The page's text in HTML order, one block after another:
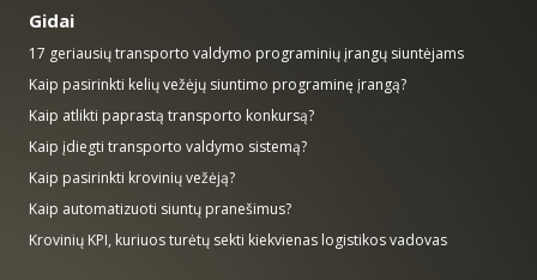
Gidai
17 geriausių transporto valdymo programinių įrangų siuntėjams
Kaip pasirinkti kelių vežėjų siuntimo programinę įrangą?
Kaip atlikti paprastą transporto konkursą?
Kaip įdiegti transporto valdymo sistemą?
Kaip pasirinkti krovinių vežėją?
Kaip automatizuoti siuntų pranešimus?
Krovinių KPI, kuriuos turėtų sekti kiekvienas logistikos vadovas